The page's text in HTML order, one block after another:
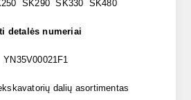
SK290 SK330 SK480
detalės numeriai
YN35V00021F1
dalių asortimentas